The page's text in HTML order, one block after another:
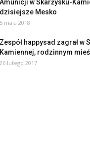
Amunicji w Skarżysku-
dzisiejsze Mesko
5 maja 2018
Zespół happysad zagrał w
Kamiennej, rodzinnym
26 lutego 2017